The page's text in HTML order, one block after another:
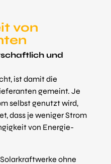
von
und
ist damit die
gemeint. Je
selbst genutzt wird,
dass je weniger Strom
von Energie­
ohne